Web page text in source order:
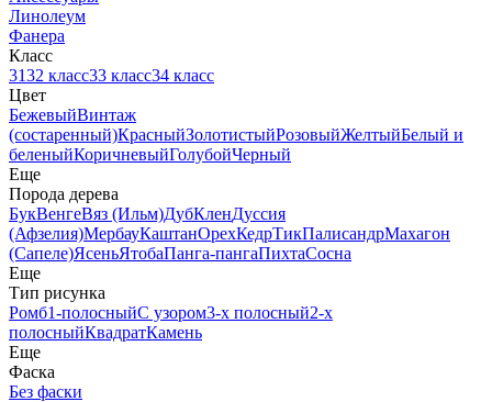
Линолеум
Фанера
Класс
3132 класс33 класс34 класс
Цвет
БежевыйВинтаж
(состаренный)КрасныйЗолотистыйРозовыйЖелтыйБелый и
беленыйКоричневыйГолубойЧерный
Еще
Порода дерева
БукВенгеВяз (Ильм)ДубКленДуссия
(Афзелия)МербауКаштанОрехКедрТикПалисандрМахагон
(Сапеле)ЯсеньЯтобаПанга-пангаПихтаСосна
Еще
Тип рисунка
Ромб1-полосныйС узором3-х полосный2-х
полосныйКвадратКамень
Еще
Фаска
Без фаски